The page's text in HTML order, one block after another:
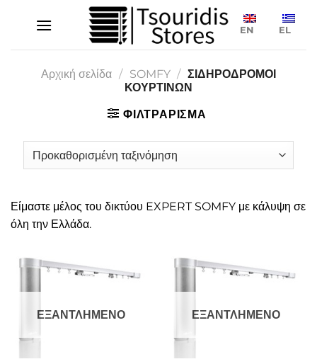
EN EL
Αρχική σελίδα / SOMFY / ΣΙΔΗΡΟΔΡΟΜΟΙ
ΚΟΥΡΤΙΝΩΝ
ΦΙΛΤΡΑΡΙΣΜΑ
Είμαστε μέλος του δικτύου EXPERT SOMFY με κάλυψη σε
όλη την Ελλάδα.
ΕΞΑΝΤΛΗΜΕΝΟ ΕΞΑΝΤΛΗΜΕΝΟ